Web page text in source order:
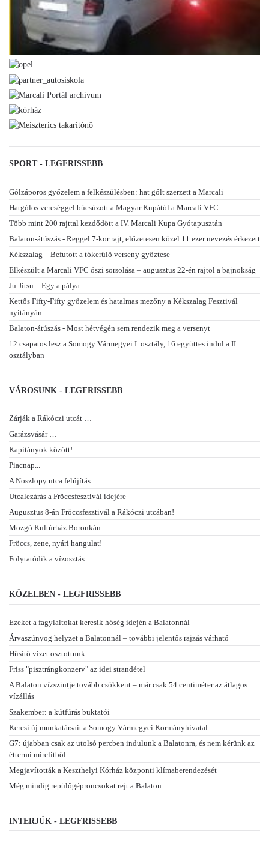
SPORT - LEGFRISSEBB
Gólzáporos győzelem a felkészülésben: hat gólt szerzett a Marcali
Hatgólos vereséggel búcsúzott a Magyar Kupától a Marcali VFC
Több mint 200 rajttal kezdődött a IV. Marcali Kupa Gyótapusztán
Balaton-átúszás - Reggel 7-kor rajt, előzetesen közel 11 ezer nevezés érkezett
Kékszalag – Befutott a tókerülő verseny győztese
Elkészült a Marcali VFC őszi sorsolása – augusztus 22-én rajtol a bajnokság
Ju-Jitsu – Egy a pálya
Kettős Fifty-Fifty győzelem és hatalmas mezőny a Kékszalag Fesztivál
nyitányán
Balaton-átúszás - Most hétvégén sem rendezik meg a versenyt
12 csapatos lesz a Somogy Vármegyei I. osztály, 16 együttes indul a II.
osztályban
VÁROSUNK - LEGFRISSEBB
Zárják a Rákóczi utcát …
Garázsvásár …
Kapitányok között!
Piacnap...
A Noszlopy utca felújítás…
Utcalezárás a Fröccsfesztivál idejére
Augusztus 8-án Fröccsfesztivál a Rákóczi utcában!
Mozgó Kultúrház Boronkán
Fröccs, zene, nyári hangulat!
Folytatódik a vízosztás ...
KÖZELBEN - LEGFRISSEBB
Ezeket a fagylaltokat keresik hőség idején a Balatonnál
Árvaszúnyog helyzet a Balatonnál – további jelentős rajzás várható
Hűsítő vizet osztottunk...
Friss "pisztrángkonzerv" az idei strandétel
A Balaton vízszintje tovább csökkent – már csak 54 centiméter az átlagos
vízállás
Szakember: a kútfúrás buktatói
Keresi új munkatársait a Somogy Vármegyei Kormányhivatal
G7: újabban csak az utolsó percben indulunk a Balatonra, és nem kérünk az
éttermi mirelitből
Megjavították a Keszthelyi Kórház központi klímaberendezését
Még mindig repülőgéproncsokat rejt a Balaton
INTERJÚK - LEGFRISSEBB